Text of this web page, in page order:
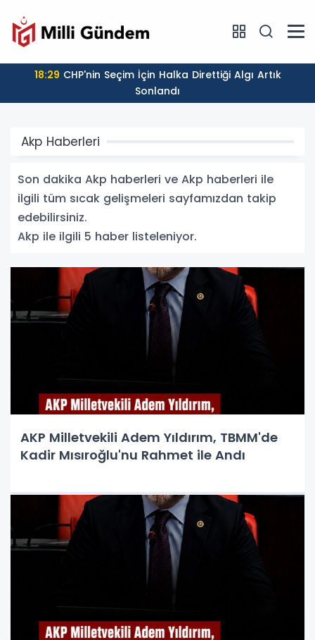
18:29
Sonlandı
Akp Haberleri
Son dakika Akp haberleri ve Akp haberleri ile
ilgili tüm sıcak gelişmeleri sayfamızdan takip
edebilirsiniz.
Akp ile ilgili 5 haber listeleniyor.
AKP Milletvekili Adem Yıldırım, TBMM'de
Kadir Mısıroğlu'nu Rahmet ile Andı